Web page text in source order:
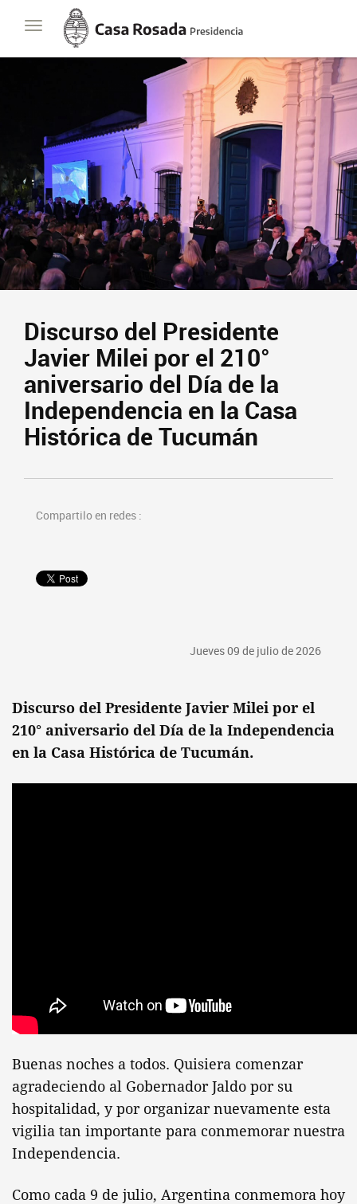
Toggle
navigation
Casa
Rosada
Presidencia
de
Contacto Suscribite
Discurso del Presidente
Javier Milei por el 210°
aniversario del Día de la
Independencia en la Casa
Histórica de Tucumán
Compartilo en redes :
Jueves 09 de julio de 2026
Discurso del Presidente Javier Milei por el
210° aniversario del Día de la Independencia
en la Casa Histórica de Tucumán.
Buenas noches a todos. Quisiera comenzar
agradeciendo al Gobernador Jaldo por su
hospitalidad, y por organizar nuevamente esta
vigilia tan importante para conmemorar nuestra
Independencia.
Como cada 9 de julio, Argentina conmemora hoy